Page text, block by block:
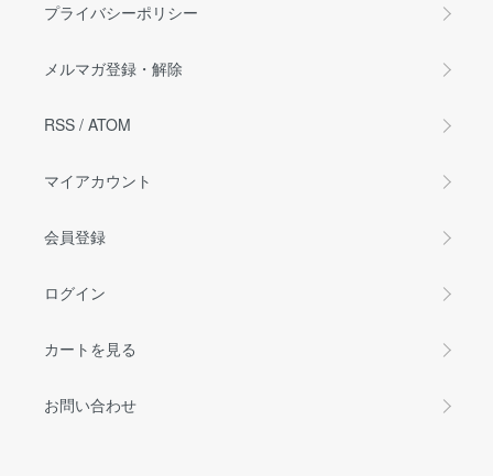
プライバシーポリシー
メルマガ登録・解除
RSS / ATOM
マイアカウント
会員登録
ログイン
カートを見る
お問い合わせ